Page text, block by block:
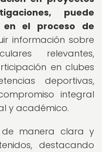
puede
el proceso de
información sobre
relevantes,
en clubes
deportivas,
integral
y académico.
manera clara y
destacando